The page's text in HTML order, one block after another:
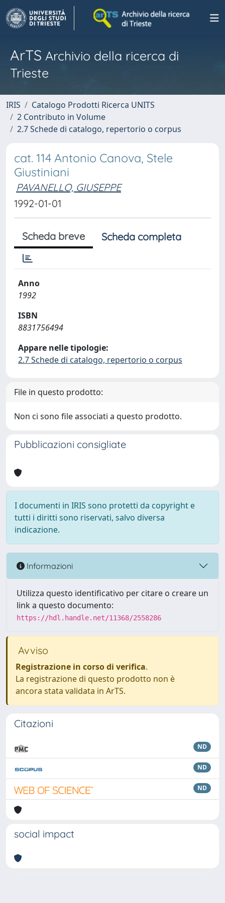
ArTS Archivio della ricerca di
Trieste
IRIS
Catalogo Prodotti Ricerca UNITS
2 Contributo in Volume
2.7 Schede di catalogo, repertorio o corpus
cat. 114 Antonio Canova, Stele
Giustiniani
PAVANELLO, GIUSEPPE
1992-01-01
Scheda breve Scheda completa
Anno
1992
ISBN
8831756494
Appare nelle tipologie:
2.7 Schede di catalogo, repertorio o corpus
File in questo prodotto:
Non ci sono file associati a questo prodotto.
Pubblicazioni consigliate
I documenti in IRIS sono protetti da copyright e
tutti i diritti sono riservati, salvo diversa
indicazione.
Informazioni
Utilizza questo identificativo per citare o creare un
link a questo documento:
https://hdl.handle.net/11368/2558286
Avviso
Registrazione in corso di verifica.
La registrazione di questo prodotto non è
ancora stata validata in ArTS.
Citazioni
ND
ND
ND
social impact